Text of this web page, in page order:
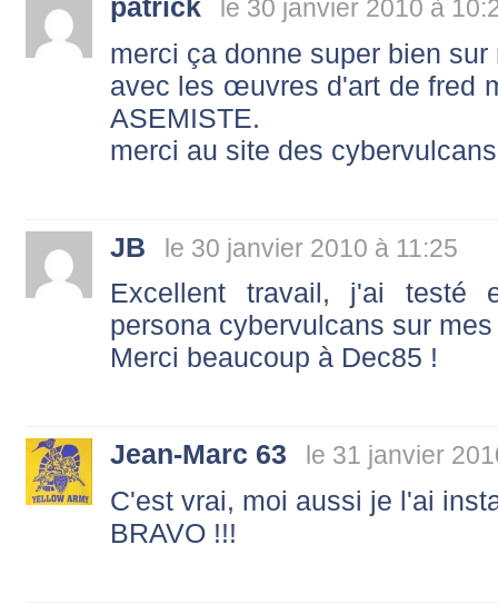
patrick le 30 janvier 2010 à
merci ça donne super bien sur
avec les œuvres d'art de fred
ASEMISTE.
merci au site des
JB le 30 janvier 2010 à 11:25
Excellent travail, j'ai testé
persona cybervulcans sur
Merci beaucoup à Dec85 !
Jean-Marc 63 le 31 janvier
C'est vrai, moi aussi je l'ai
BRAVO !!!